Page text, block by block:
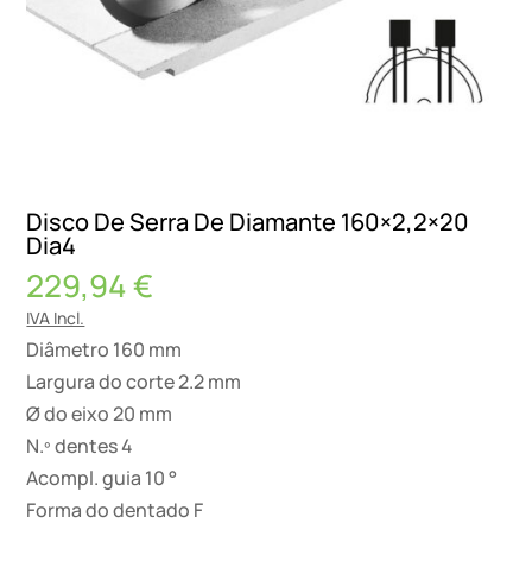
Disco De Serra De Diamante 160×2,2×20
Dia4
229,94€
IVA Incl.
Diâmetro 160 mm
Largura do corte 2.2 mm
Ø do eixo 20 mm
N.º dentes 4
Acompl. guia 10 °
Forma do dentado F